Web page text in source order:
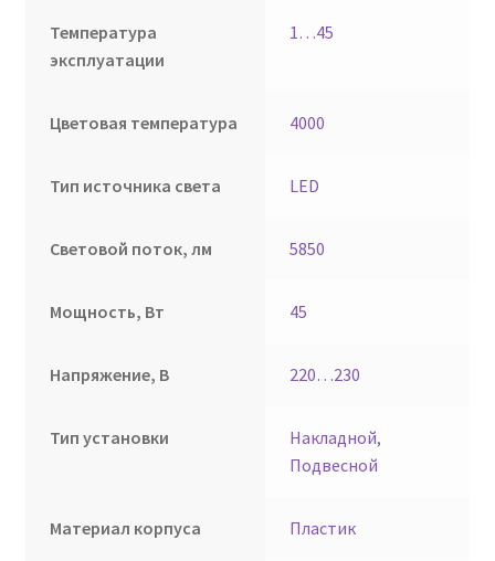
Температура
эксплуатации
1…45
Цветовая температура 4000
Тип источника света LED
Световой поток, лм 5850
Мощность, Вт 45
Напряжение, В 220…230
Тип установки Накладной,
Подвесной
Материал корпуса Пластик